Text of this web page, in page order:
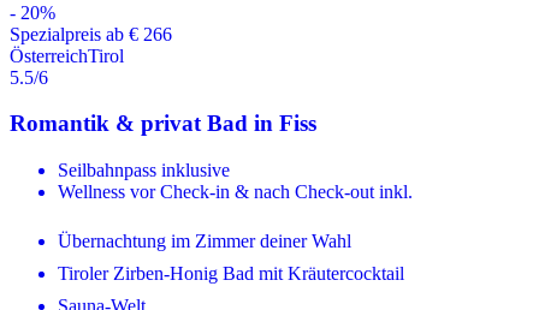
- 20%
Spezialpreis ab € 266
ÖsterreichTirol
5.5/6
Romantik & privat Bad in Fiss
Seilbahnpass inklusive
Wellness vor Check-in & nach Check-out inkl.
Übernachtung im Zimmer deiner Wahl
Tiroler Zirben-Honig Bad mit Kräutercocktail
Sauna-Welt